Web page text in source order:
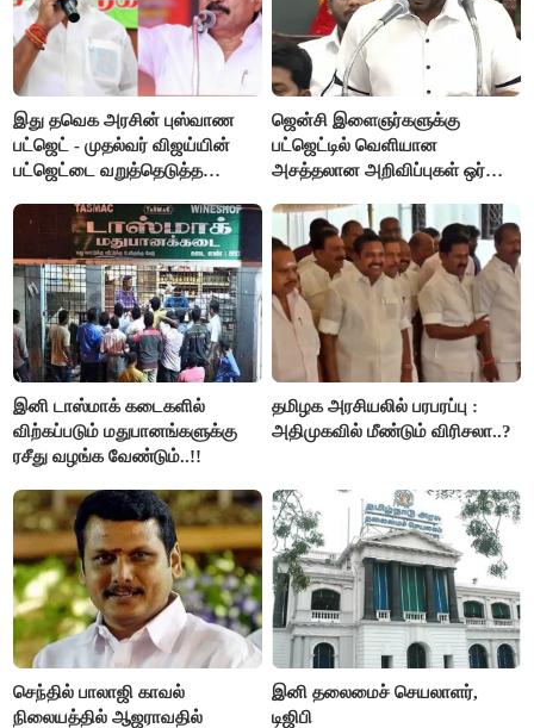
இது தவெக அரசின் புஸ்வாண
பட்ஜெட் - முதல்வர் விஜய்யின்
பட்ஜெட்டை வறுத்தெடுத்த
ஜென்சி இளைஞர்களுக்கு
பட்ஜெட்டில் வெளியான
அசத்தலான அறிவிப்புகள் ஒர்
இனி டாஸ்மாக் கடைகளில்
விற்கப்படும் மதுபானங்களுக்கு
ரசீது வழங்க வேண்டும்..!!
தமிழக அரசியலில் பரபரப்பு :
அதிமுகவில் மீண்டும் விரிசலா..?
செந்தில் பாலாஜி காவல்
நிலையத்தில் ஆஜராவதில்
இனி தலைமைச் செயலாளர்,
டிஜிபி